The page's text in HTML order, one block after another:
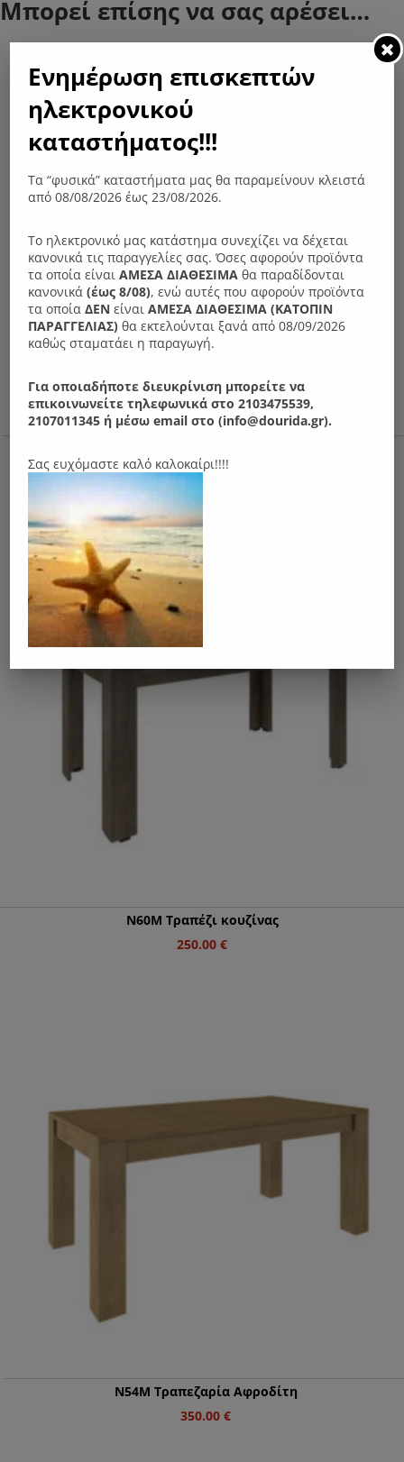
Μπορεί επίσης να σας αρέσει…
310.00€
Ν60Μ Τραπέζι κουζίνας
250.00 €
Ν54Μ Τραπεζαρία Αφροδίτη
350.00€
Ενημέρωση επισκεπτών
ηλεκτρονικού
καταστήματος!!!
Τα “φυσικά” καταστήματα μας θα παραμείνουν κλειστά
από 08/08/2026 έως 23/08/2026.
Το ηλεκτρονικό μας κατάστημα συνεχίζει να δέχεται
κανονικά τις παραγγελίες σας. Όσες αφορούν προϊόντα
τα οποία είναιΑΜΕΣΑ ΔΙΑΘΕΣΙΜΑ θα παραδίδονται
κανονικά(έως 8/08), ενώ αυτές που αφορούν προϊόντα
τα οποίαΔΕΝ είναι ΑΜΕΣΑ ΔΙΑΘΕΣΙΜΑ (ΚΑΤΟΠΙΝ
ΠΑΡΑΓΓΕΛIΑΣ) θα εκτελούνται ξανά από 08/09/2026
καθώς σταματάει η παραγωγή.
Για οποιαδήποτε διευκρίνιση μπορείτε να
επικοινωνείτε τηλεφωνικά στο 2103475539,
2107011345 ή μέσω email στο (info@dourida.gr).
Σας ευχόμαστε καλό καλοκαίρι!!!!